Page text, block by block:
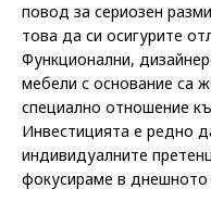
повод за сериозен
това да си осигурите
Функционални,
мебели с основание са
специално отношение
Инвестицията е редно
индивидуалните
фокусираме в днешното